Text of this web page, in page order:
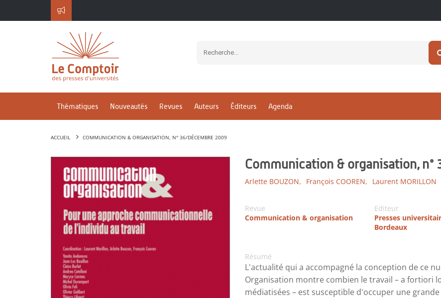
Thématiques Nouveautés Revues Auteurs Éditeurs Agenda
ACCUEIL COMMUNICATION & ORGANISATION, N° 36/DÉCEMBRE 2009
Communication & organisation,
Arlette BOUZON, François COOREN, Laurent MORILLON
Revue
Communication & organisation
Editeur
Presses
Bordeaux
Résumé
L'actualité qui a accompagné la conception de ce
Organisation montre combien le travail – a fortiori
médiatisées – est susceptible d'occuper une